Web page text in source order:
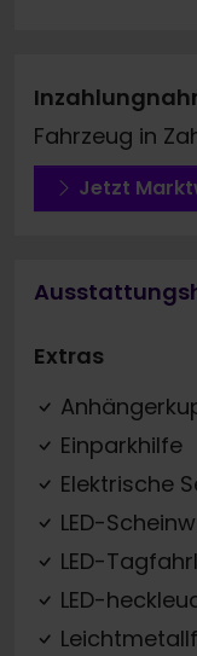
Fahrzeug in
Jetzt
Extras
Einparkhilfe
Elektrische
LED-
LED-
LED-